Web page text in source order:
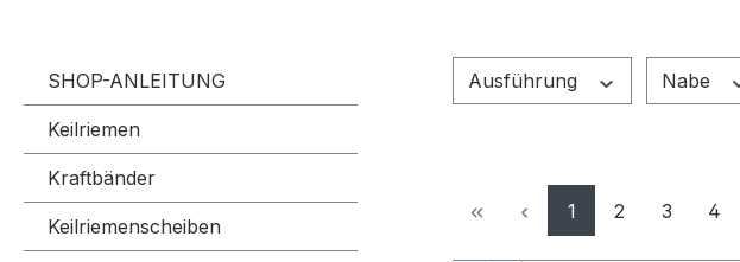
SHOP-ANLEITUNG
Keilriemen
Kraftbänder
Keilriemenscheiben
Ausführung Nabe
Seite
1 Seite
2 Seite
3 Seite
4